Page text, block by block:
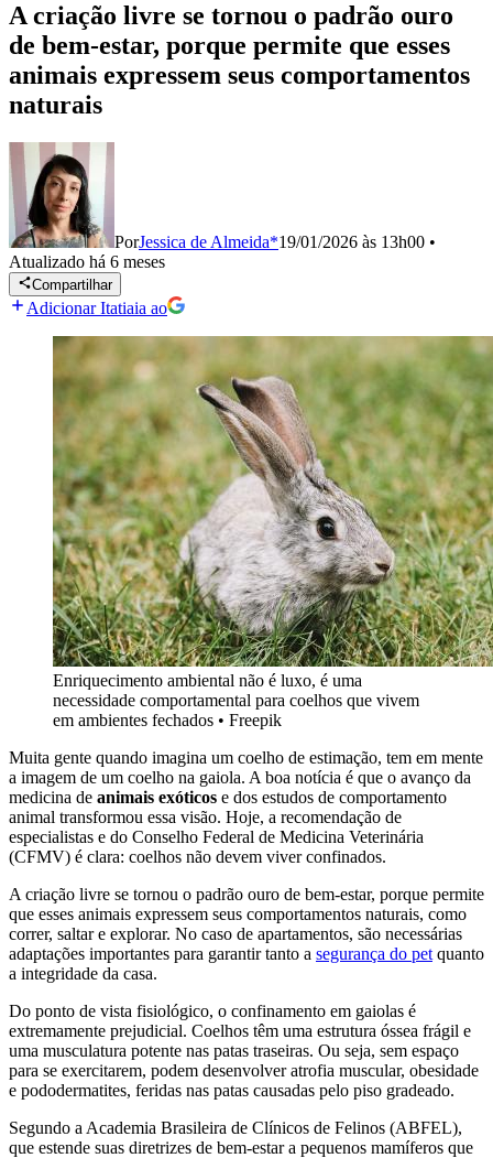
A criação livre se tornou o padrão ouro
de bem-estar, porque permite que esses
animais expressem seus comportamentos
naturais
PorJessica de Almeida*19/01/2026 às 13h00 •
Atualizado há 6 meses
Compartilhar
Adicionar Itatiaia ao
Enriquecimento ambiental não é luxo, é uma
necessidade comportamental para coelhos que vivem
em ambientes fechados • Freepik
Muita gente quando imagina um coelho de estimação, tem em mente
a imagem de um coelho na gaiola. A boa notícia é que o avanço da
medicina de animais exóticos e dos estudos de comportamento
animal transformou essa visão. Hoje, a recomendação de
especialistas e do Conselho Federal de Medicina Veterinária
(CFMV) é clara: coelhos não devem viver confinados.
A criação livre se tornou o padrão ouro de bem-estar, porque permite
que esses animais expressem seus comportamentos naturais, como
correr, saltar e explorar. No caso de apartamentos, são necessárias
adaptações importantes para garantir tanto a segurança do pet quanto
a integridade da casa.
Do ponto de vista fisiológico, o confinamento em gaiolas é
extremamente prejudicial. Coelhos têm uma estrutura óssea frágil e
uma musculatura potente nas patas traseiras. Ou seja, sem espaço
para se exercitarem, podem desenvolver atrofia muscular, obesidade
e pododermatites, feridas nas patas causadas pelo piso gradeado.
Segundo a Academia Brasileira de Clínicos de Felinos (ABFEL),
que estende suas diretrizes de bem-estar a pequenos mamíferos que